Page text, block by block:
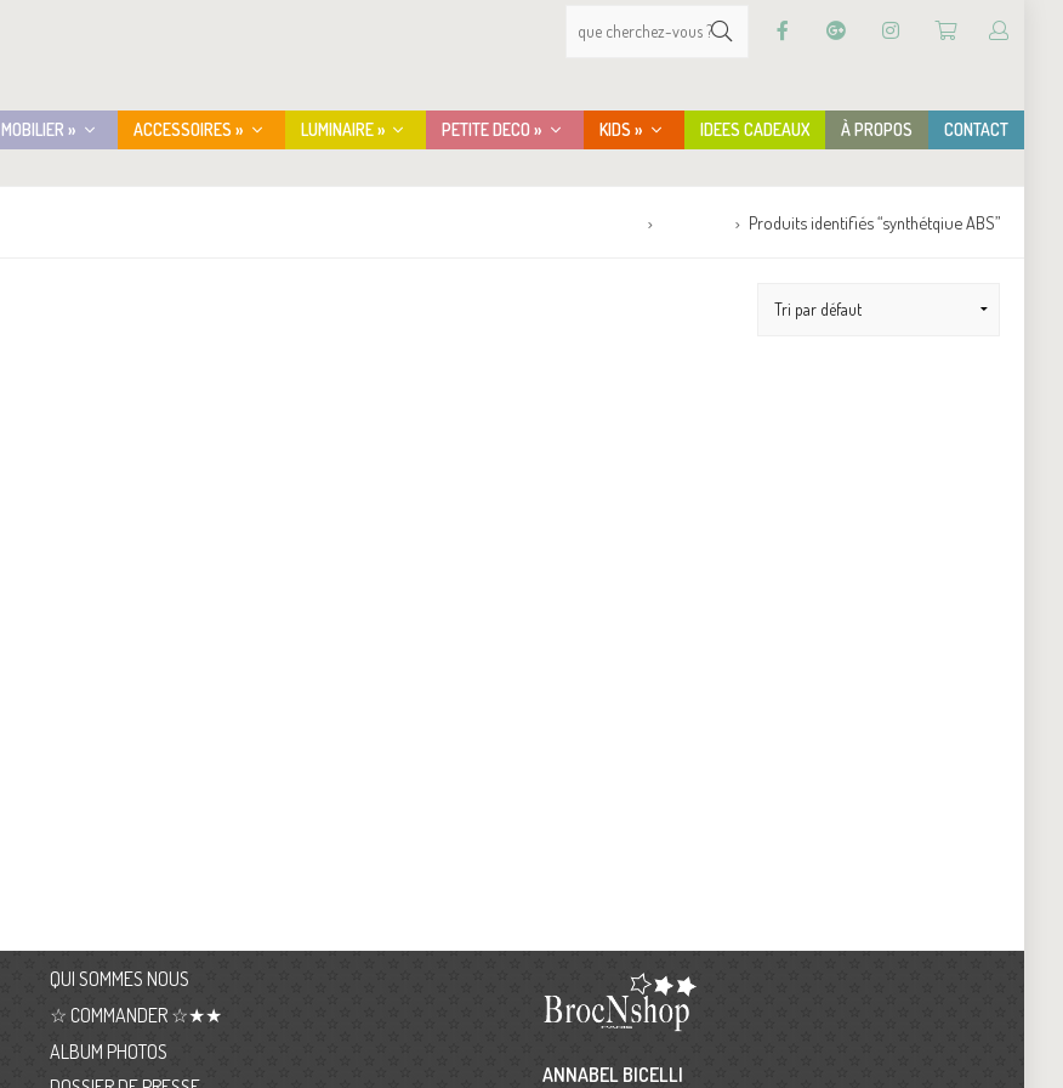
MOBILIER » ACCESSOIRES » LUMINAIRE » PETITE DECO » KIDS » IDEES CADEAUX À PROPOS CONTACT
Produits identifiés “synthétqiue ABS”
QUI SOMMES NOUS
☆ COMMANDER ☆★★
ALBUM PHOTOS
ANNABEL BICELLI